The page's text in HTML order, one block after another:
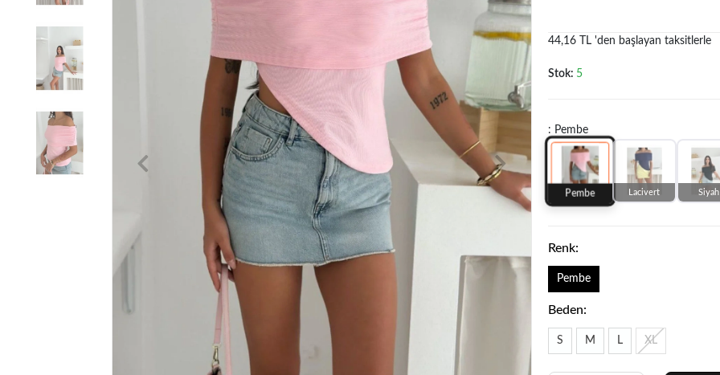
44,16 TL 'den başlayan taksitlerle
Stok: 5
: Pembe
Pembe Lacivert Siyah
Renk:
Pembe
Beden:
S M L XL